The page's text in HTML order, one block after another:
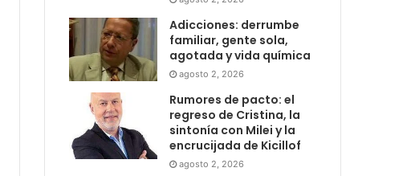
Adicciones: derrumbe
familiar, gente sola,
agotada y vida química
agosto 2, 2026
Rumores de pacto: el
regreso de Cristina, la
sintonía con Milei y la
encrucijada de Kicillof
agosto 2, 2026